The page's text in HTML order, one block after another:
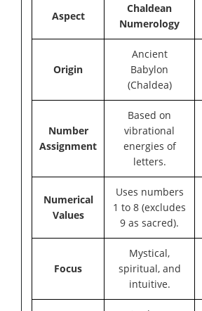
Aspect
Chaldean
Numerology
Origin
Ancient
Babylon
(Chaldea)
Number
Assignment
Based on
vibrational
energies of
letters.
Numerical
Values
Uses numbers
1 to 8 (excludes
9 as sacred).
Focus
Mystical,
spiritual, and
intuitive.